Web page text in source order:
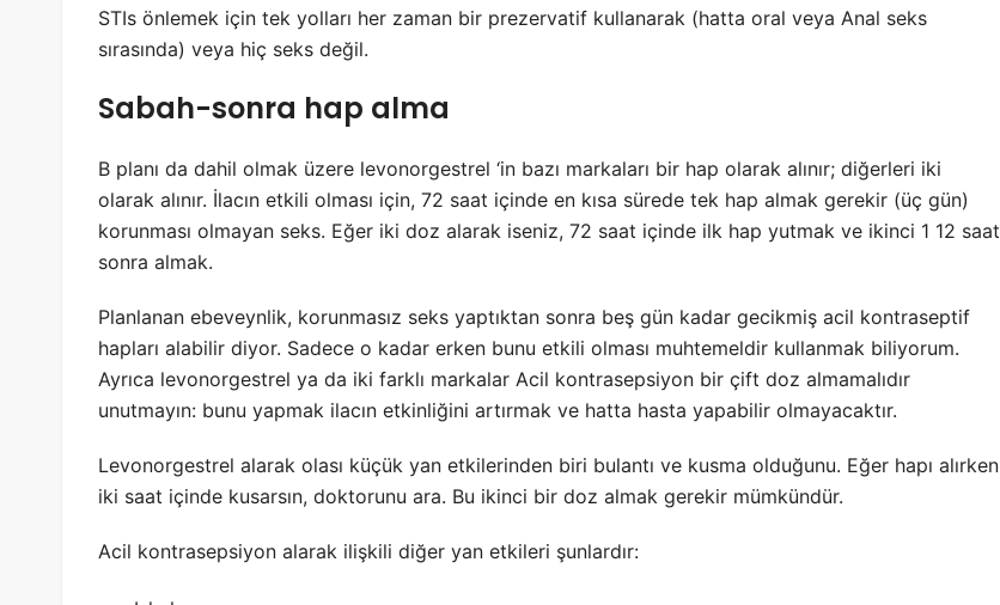
STIs önlemek için tek yolları her zaman bir prezervatif kullanarak (hatta oral veya Anal seks
sırasında) veya hiç seks değil.
Sabah-sonra hap alma
B planı da dahil olmak üzere levonorgestrel ‘in bazı markaları bir hap olarak alınır; diğerleri iki
olarak alınır. İlacın etkili olması için, 72 saat içinde en kısa sürede tek hap almak gerekir (üç gün)
korunması olmayan seks. Eğer iki doz alarak iseniz, 72 saat içinde ilk hap yutmak ve ikinci 1 12 saat
sonra almak.
Planlanan ebeveynlik, korunmasız seks yaptıktan sonra beş gün kadar gecikmiş acil kontraseptif
hapları alabilir diyor. Sadece o kadar erken bunu etkili olması muhtemeldir kullanmak biliyorum.
Ayrıca levonorgestrel ya da iki farklı markalar Acil kontrasepsiyon bir çift doz almamalıdır
unutmayın: bunu yapmak ilacın etkinliğini artırmak ve hatta hasta yapabilir olmayacaktır.
Levonorgestrel alarak olası küçük yan etkilerinden biri bulantı ve kusma olduğunu. Eğer hapı alırken
iki saat içinde kusarsın, doktorunu ara. Bu ikinci bir doz almak gerekir mümkündür.
Acil kontrasepsiyon alarak ilişkili diğer yan etkileri şunlardır: